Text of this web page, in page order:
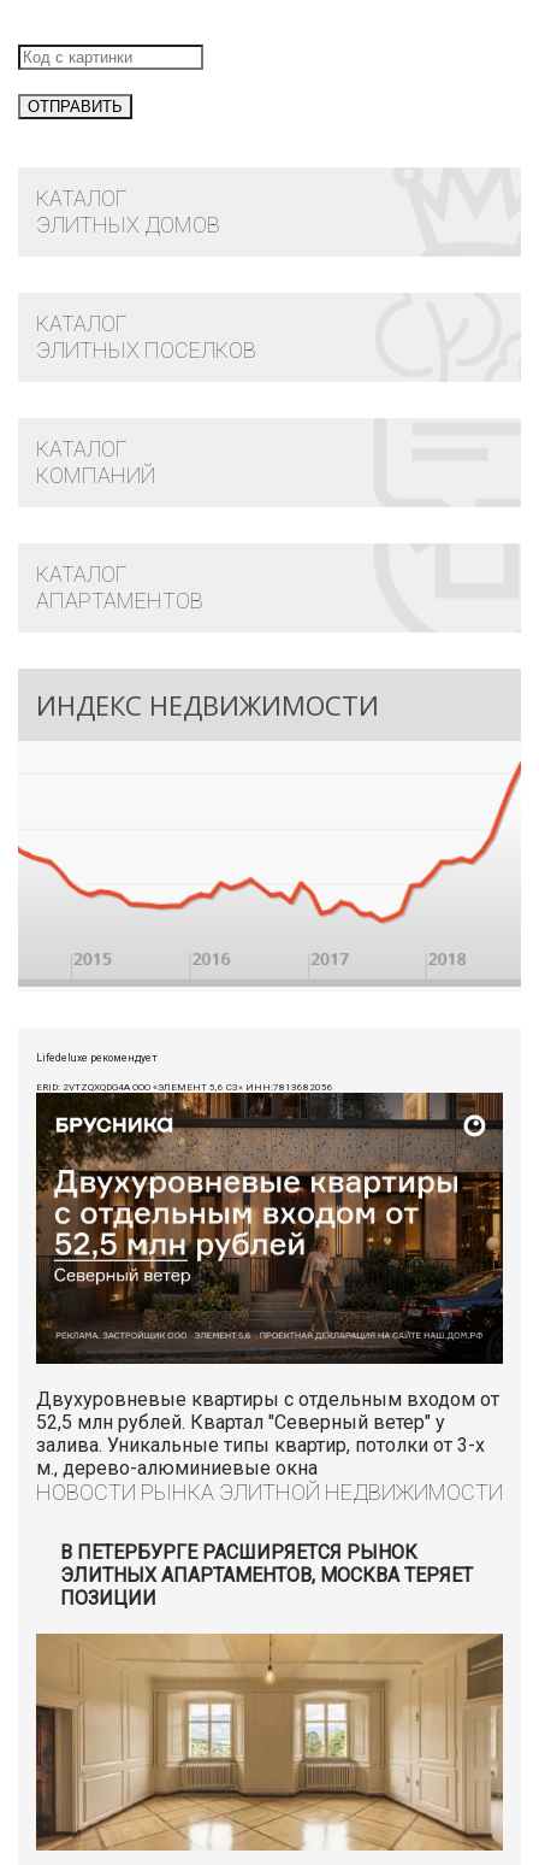
КАТАЛОГ
ЭЛИТНЫХ ДОМОВ
КАТАЛОГ
ЭЛИТНЫХ ПОСЕЛКОВ
КАТАЛОГ
КОМПАНИЙ
КАТАЛОГ
АПАРТАМЕНТОВ
ИНДЕКС НЕДВИЖИМОСТИ
Lifedeluxe рекомендует
ERID: 2VTZQXQDG4A ООО «ЭЛЕМЕНТ 5,6 СЗ» ИНН:7813682056
Двухуровневые квартиры с отдельным входом от
52,5 млн рублей. Квартал "Северный ветер" у
залива. Уникальные типы квартир, потолки от 3-х
м., дерево-алюминиевые окна
НОВОСТИ РЫНКА ЭЛИТНОЙ НЕДВИЖИМОСТИ
В ПЕТЕРБУРГЕ РАСШИРЯЕТСЯ РЫНОК
ЭЛИТНЫХ АПАРТАМЕНТОВ, МОСКВА ТЕРЯЕТ
ПОЗИЦИИ